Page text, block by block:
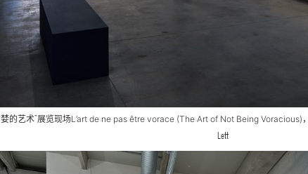
的艺术”展览现场L’art de ne pas être vorace (The Art of Not Being Voracious)
Lett